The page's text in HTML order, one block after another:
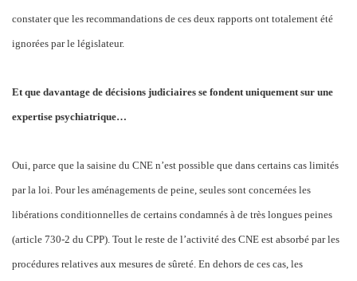
constater que les recommandations de ces deux rapports ont totalement été
ignorées par le législateur.
Et que davantage de décisions judiciaires se fondent uniquement sur une
expertise psychiatrique…
Oui, parce que la saisine du CNE n’est possible que dans certains cas limités
par la loi. Pour les aménagements de peine, seules sont concernées les
libérations conditionnelles de certains condamnés à de très longues peines
(article 730-2 du CPP). Tout le reste de l’activité des CNE est absorbé par les
procédures relatives aux mesures de sûreté. En dehors de ces cas, les